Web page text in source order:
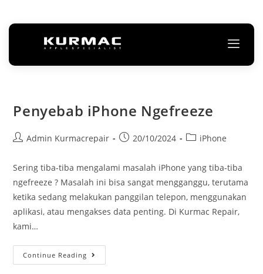
Penyebab iPhone Ngefreeze
Admin Kurmacrepair 20/10/2024 iPhone
Sering tiba-tiba mengalami masalah iPhone yang tiba-tiba
ngefreeze ? Masalah ini bisa sangat mengganggu, terutama
ketika sedang melakukan panggilan telepon, menggunakan
aplikasi, atau mengakses data penting. Di Kurmac Repair,
kami…
Continue Reading